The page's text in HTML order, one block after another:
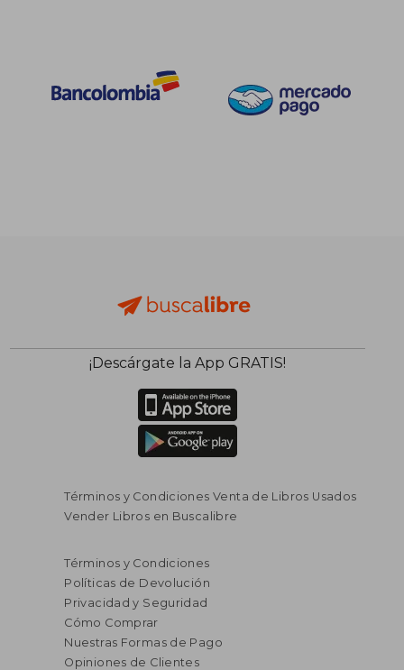
¡Descárgate la App GRATIS!
Términos y Condiciones Venta de Libros Usados
Vender Libros en Buscalibre
Términos y Condiciones
Políticas de Devolución
Privacidad y Seguridad
Cómo Comprar
Nuestras Formas de Pago
Opiniones de Clientes